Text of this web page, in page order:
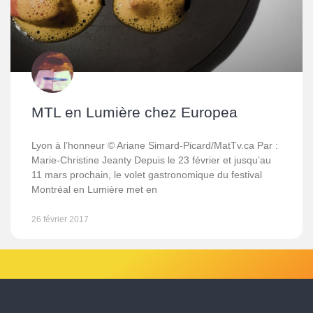
MTL en Lumière chez Europea
Lyon à l’honneur © Ariane Simard-Picard/MatTv.ca Par :
Marie-Christine Jeanty Depuis le 23 février et jusqu’au
11 mars prochain, le volet gastronomique du festival
Montréal en Lumière met en
26 février 2017